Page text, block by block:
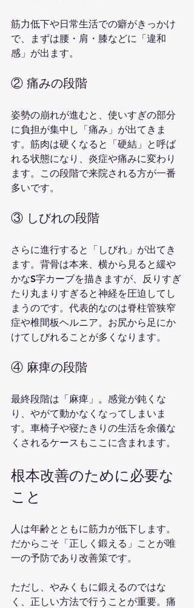
筋力低下や日常生活での癖がきっかけ
で、まずは腰・肩・膝などに「違和
感」が出ます。
② 痛みの段階
姿勢の崩れが進むと、使いすぎの部分
に負担が集中し「痛み」が出てきま
す。筋肉は硬くなると「硬結」と呼ば
れる状態になり、炎症や痛みに変わり
ます。この段階で来院される方が一番
多いです。
③ しびれの段階
さらに進行すると「しびれ」が出てき
ます。背骨は本来、横から見ると緩や
かなS字カーブを描きますが、反りすぎ
たり丸まりすぎると神経を圧迫してし
まうのです。代表的なのは脊柱管狭窄
症や椎間板ヘルニア。お尻から足にか
けてしびれることが多くなります。
④ 麻痺の段階
最終段階は「麻痺」。感覚が鈍くな
り、やがて動かなくなってしまいま
す。車椅子や寝たきりの生活を余儀な
くされるケースもここに含まれます。
根本改善のために必要な
こと
人は年齢とともに筋力が低下します。
だからこそ「正しく鍛える」ことが唯
一の予防であり改善策です。
ただし、やみくもに鍛えるのではな
く、正しい方法で行うことが重要。痛